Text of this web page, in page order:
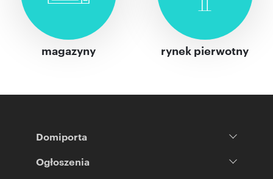
magazyny rynek pierwotny
Domiporta
Ogłoszenia